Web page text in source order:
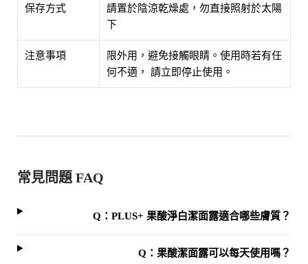
保存方式
請置於陰涼乾燥處，勿直接照射於太陽
下
注意事項
限外用，避免接觸眼睛。使用時若有任
何不適， 請立即停止使用。
常見問題 FAQ
Q：PLUS+ 果酸淨白潔面露適合哪些膚質？
Q：果酸潔面露可以每天使用嗎？